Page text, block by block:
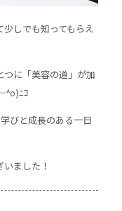
しでも知ってもらえ
つに「美容の道」が加
ﾆｺ
びと成長のある一日
ました！